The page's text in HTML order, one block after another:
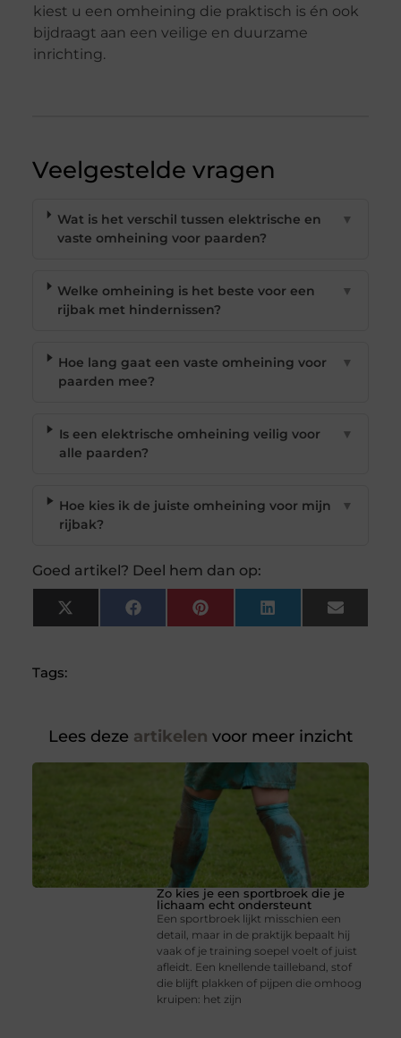
kiest u een omheining die praktisch is én ook
bijdraagt aan een veilige en duurzame
inrichting.
Veelgestelde vragen
Wat is het verschil tussen elektrische en
vaste omheining voor paarden?
▼
Welke omheining is het beste voor een
rijbak met hindernissen?
▼
Hoe lang gaat een vaste omheining voor
paarden mee?
▼
Is een elektrische omheining veilig voor
alle paarden?
▼
Hoe kies ik de juiste omheining voor mijn
rijbak?
▼
Goed artikel? Deel hem dan op:
X
(Twitter)
FacebookPinterest LinkedIn Email
Tags:
Lees deze artikelen voor meer inzicht
Zo kies je een sportbroek die je
lichaam echt ondersteunt
Een sportbroek lijkt misschien een
detail, maar in de praktijk bepaalt hij
vaak of je training soepel voelt of juist
afleidt. Een knellende tailleband, stof
die blijft plakken of pijpen die omhoog
kruipen: het zijn